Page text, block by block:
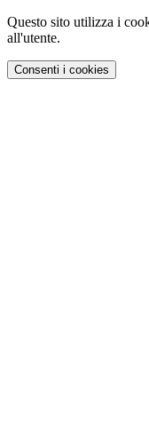
Questo sito utilizza i
all'utente.
Consenti i cookies